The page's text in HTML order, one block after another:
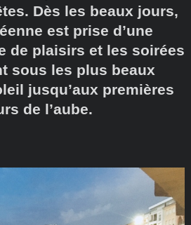
Dès les beaux jours,
est prise d’une
de plaisirs et les soirées
sous les plus beaux
jusqu’aux premières
de l’aube.